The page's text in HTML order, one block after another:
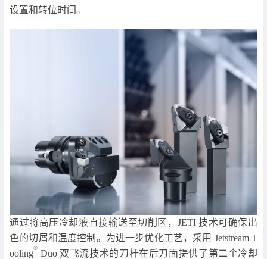
设置和转位时间。
通过将高压冷却液直接输送至切削区，JETI 技术可确保出
色的切屑和温度控制。为进一步优化工艺，采用 Jetstream T
ooling® Duo 双飞流技术的刀杆在后刀面提供了第二个冷却